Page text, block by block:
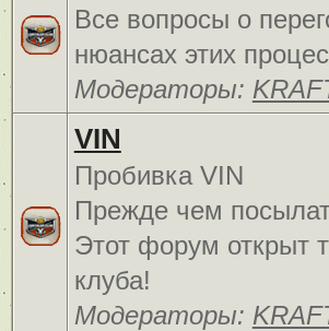
Все вопросы о
нюансах этих
Модераторы:
VIN
Пробивка VIN
Прежде чем
Этот форум открыт
клуба!
Модераторы: